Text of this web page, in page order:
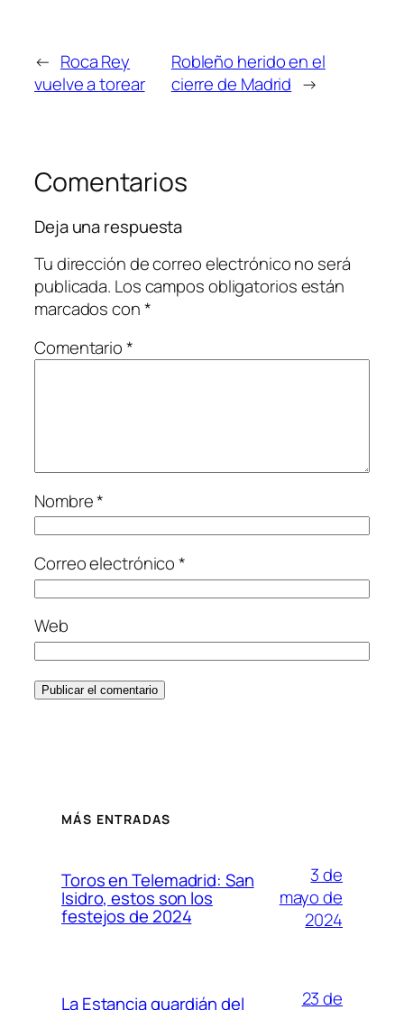
← Roca Rey
vuelve a torear
Robleño herido en el
cierre de Madrid →
Comentarios
Deja una respuesta
Tu dirección de correo electrónico no será
publicada. Los campos obligatorios están
marcados con*
Comentario*
Nombre*
Correo electrónico*
Web
MÁS ENTRADAS
Toros en Telemadrid: San
Isidro, estos son los
festejos de 2024
3 de
mayo de
2024
La Estancia guardián del
23 de